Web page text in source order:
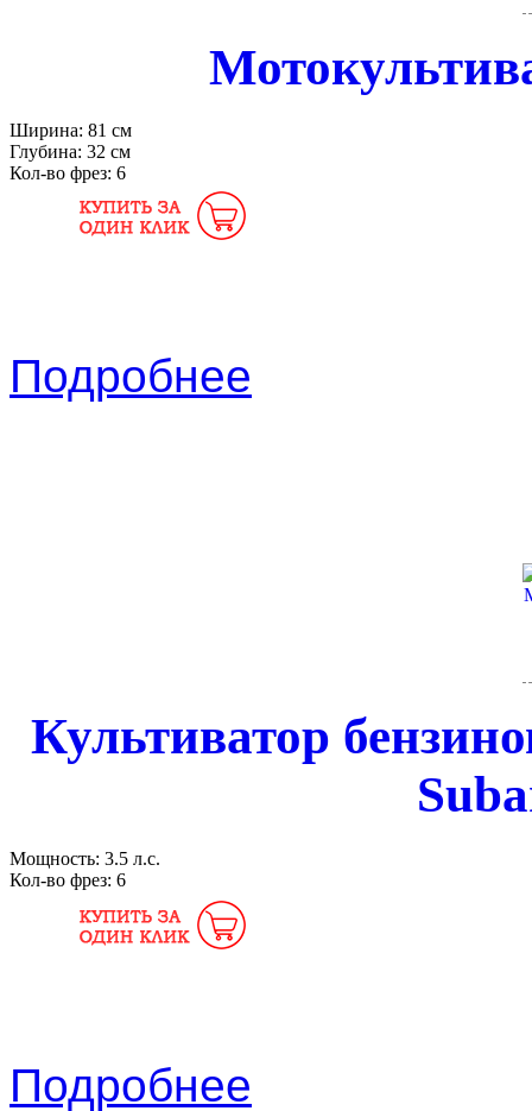
Ширина: 81 см
Глубина: 32 см
Кол-во фрез: 6
Подробнее
Культиватор
Мощность: 3.5 л.с.
Кол-во фрез: 6
Подробнее